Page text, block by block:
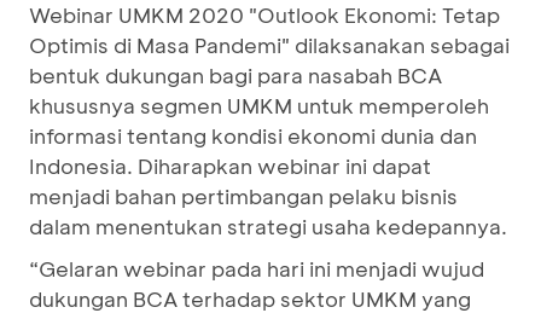
Webinar UMKM 2020 "Outlook Ekonomi: Tetap
Optimis di Masa Pandemi" dilaksanakan sebagai
bentuk dukungan bagi para nasabah BCA
khususnya segmen UMKM untuk memperoleh
informasi tentang kondisi ekonomi dunia dan
Indonesia. Diharapkan webinar ini dapat
menjadi bahan pertimbangan pelaku bisnis
dalam menentukan strategi usaha kedepannya.
“Gelaran webinar pada hari ini menjadi wujud
dukungan BCA terhadap sektor UMKM yang